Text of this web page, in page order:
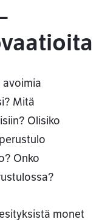
avoimia
Mitä
Olisiko
Onko
monet